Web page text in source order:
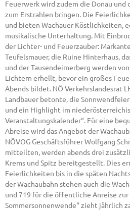
Feuerwerk wird zudem die Donau
zum Erstrahlen bringen. Die
und bieten Wachauer Köstlichkeiten,
musikalische Unterhaltung. Mit
der Lichter- und Feuerzauber:
Teufelsmauer, die Ruine Hinterhaus,
und der Tausendeimerberg werden
Lichtern erhellt, bevor ein großes
Abends bildet. NÖ Verkehrslandesrat
Landbauer betonte, die
und ein Highlight im
Veranstaltungskalender“. Für eine
Abreise wird das Angebot der
NÖVOG Geschäftsführer Wolfgang
mitteilten, werden abends drei
Krems und Spitz bereitgestellt. Dies
Feierlichkeiten bis in die späten
der Wachaubahn stehen auch die
und 719 für die öffentliche Anreise zur
Sommersonnenwende“ zieht jährlich